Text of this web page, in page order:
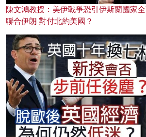
陳文鴻教授：美伊戰爭恐引伊斯蘭國家
聯合伊朗 對付北約美國？